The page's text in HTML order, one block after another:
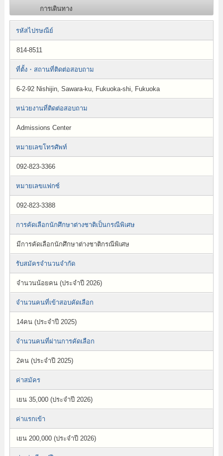
การเดินทาง
รหัสไปรษณีย์
814-8511
ที่ตั้ง・สถานที่ติดต่อสอบถาม
6-2-92 Nishijin, Sawara-ku, Fukuoka-shi, Fukuoka
หน่วยงานที่ติดต่อสอบถาม
Admissions Center
หมายเลขโทรศัพท์
092-823-3366
หมายเลขแฟกซ์
092-823-3388
การคัดเลือกนักศึกษาต่างชาติเป็นกรณีพิเศษ
มีการคัดเลือกนักศึกษาต่างชาติกรณีพิเศษ
รับสมัครจำนวนจำกัด
จำนวนน้อยคน (ประจำปี 2026)
จำนวนคนที่เข้าสอบคัดเลือก
14คน (ประจำปี 2025)
จำนวนคนที่ผ่านการคัดเลือก
2คน (ประจำปี 2025)
ค่าสมัคร
เยน 35,000 (ประจำปี 2026)
ค่าแรกเข้า
เยน 200,000 (ประจำปี 2026)